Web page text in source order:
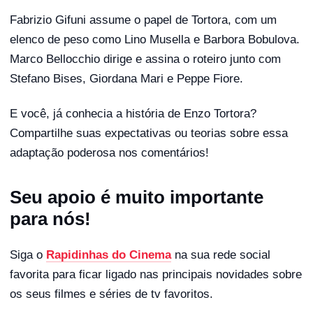
Fabrizio Gifuni assume o papel de Tortora, com um
elenco de peso como Lino Musella e Barbora Bobulova.
Marco Bellocchio dirige e assina o roteiro junto com
Stefano Bises, Giordana Mari e Peppe Fiore.
E você, já conhecia a história de Enzo Tortora?
Compartilhe suas expectativas ou teorias sobre essa
adaptação poderosa nos comentários!
Seu apoio é muito importante
para nós!
Siga o Rapidinhas do Cinemana sua rede social
favorita para ficar ligado nas principais novidades sobre
os seus filmes e séries de tv favoritos.